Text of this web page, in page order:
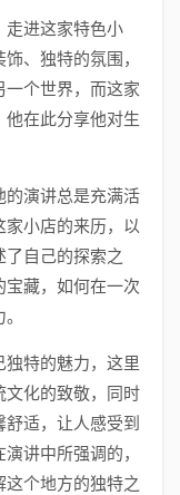
走进这家特色小
、独特的氛围，
个世界，而这家
在此分享他对生
的演讲总是充满活
小店的来历，以
自己的探索之
藏，如何在一次
特的魅力，这里
文化的致敬，同时
适，让人感受到
讲中所强调的，
个地方的独特之